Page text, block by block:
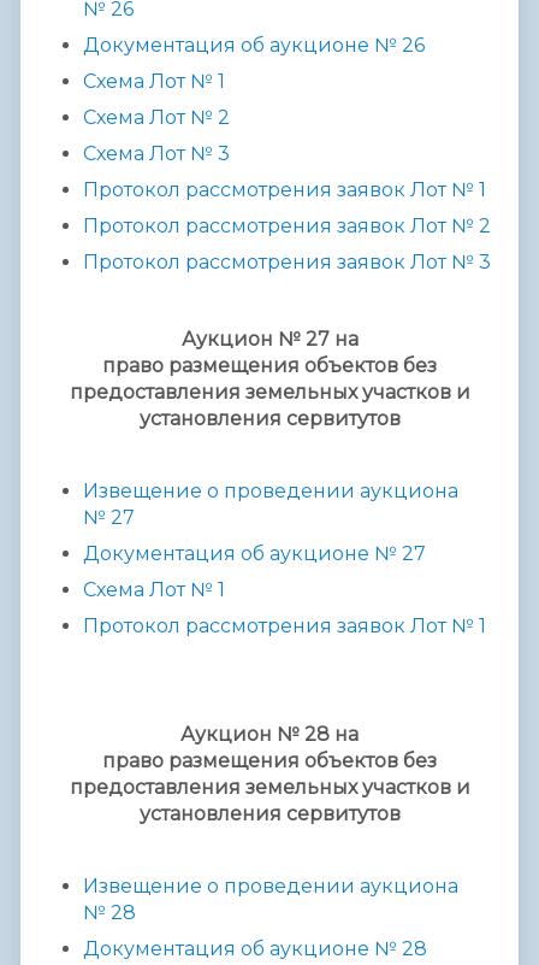
№ 26
Документация об аукционе № 26
Схема Лот № 1
Схема Лот № 2
Схема Лот № 3
Протокол рассмотрения заявок Лот № 1
Протокол рассмотрения заявок Лот № 2
Протокол рассмотрения заявок Лот № 3
Аукцион № 27 на
право размещения объектов без
предоставления земельных участков и
установления сервитутов
Извещение о проведении аукциона
№ 27
Документация об аукционе № 27
Схема Лот № 1
Протокол рассмотрения заявок Лот № 1
Аукцион № 28 на
право размещения объектов без
предоставления земельных участков и
установления сервитутов
Извещение о проведении аукциона
№ 28
Документация об аукционе № 28